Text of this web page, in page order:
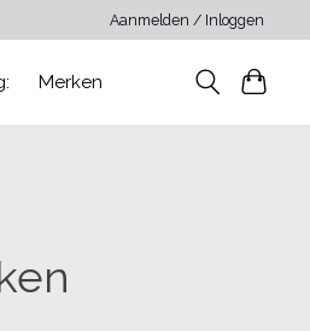
Aanmelden / Inloggen
Merken